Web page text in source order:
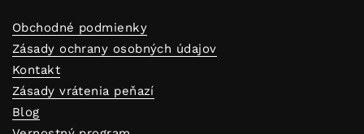
Obchodné podmienky
Zásady ochrany osobných údajov
Kontakt
Zásady vrátenia peňazí
Blog